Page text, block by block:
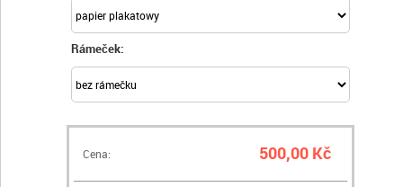
Rámeček:
Cena: 500,00 Kč